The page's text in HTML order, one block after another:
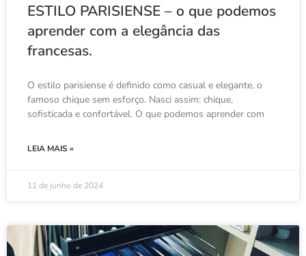
ESTILO PARISIENSE – o que podemos
aprender com a elegância das
francesas.
O estilo parisiense é definido como casual e elegante, o
famoso chique sem esforço. Nasci assim: chique,
sofisticada e confortável. O que podemos aprender com
LEIA MAIS »
11 de junho de 2024